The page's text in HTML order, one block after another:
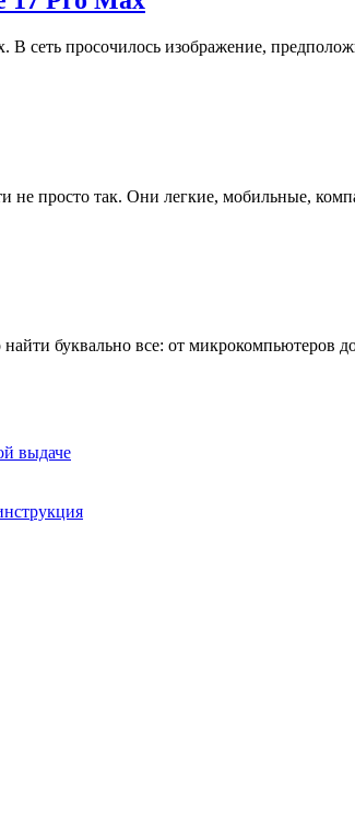
сеть просочилось изображение,
просто так. Они легкие, мобильные,
буквально все: от микрокомпьютеров
выдаче